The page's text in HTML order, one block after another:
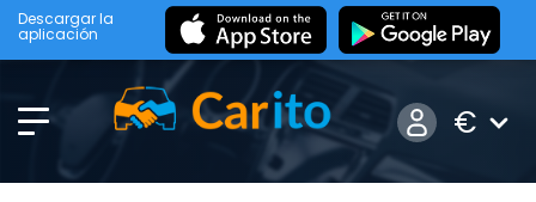
Descargar la
aplicación
€